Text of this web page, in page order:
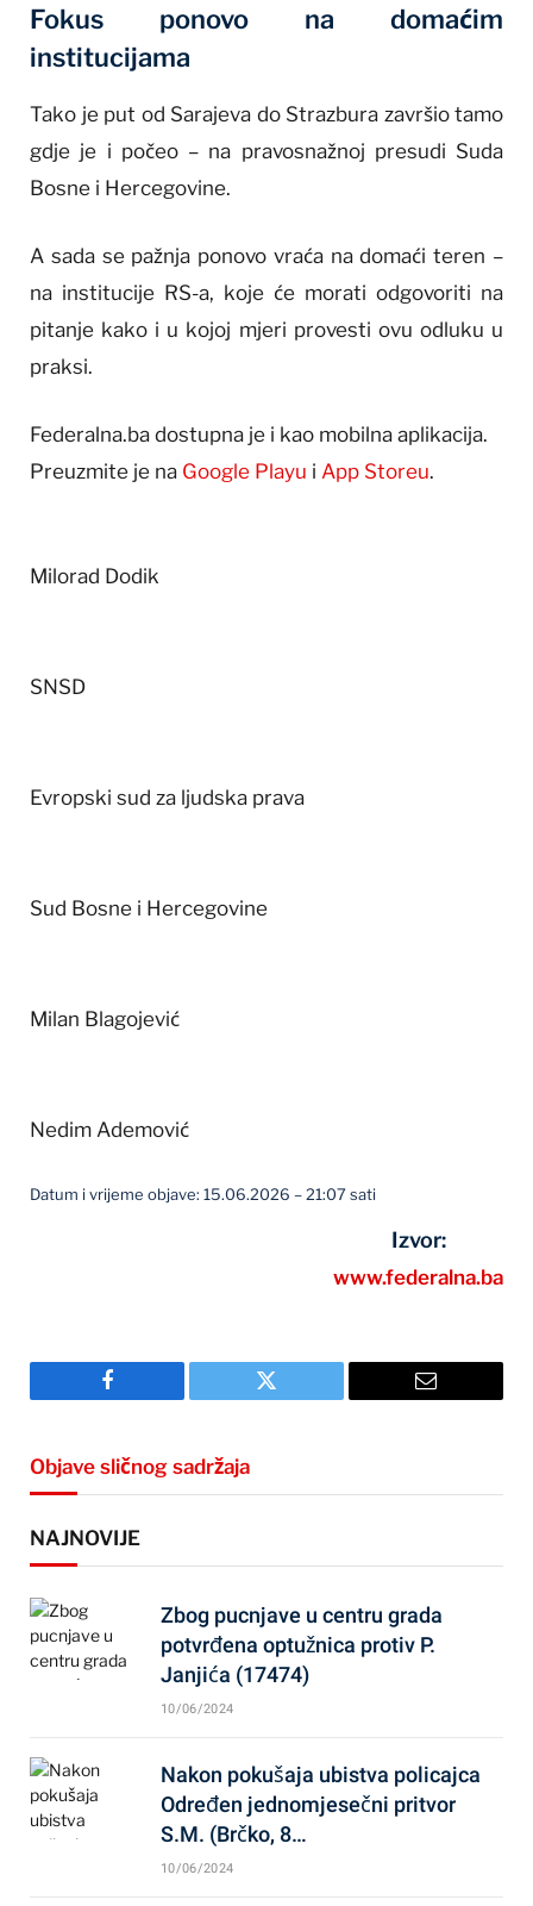
Fokus ponovo na domaćim
institucijama
Tako je put od Sarajeva do Strazbura završio tamo
gdje je i počeo – na pravosnažnoj presudi Suda
Bosne i Hercegovine.
A sada se pažnja ponovo vraća na domaći teren –
na institucije RS-a, koje će morati odgovoriti na
pitanje kako i u kojoj mjeri provesti ovu odluku u
praksi.
Federalna.ba dostupna je i kao mobilna aplikacija.
Preuzmite je na Google Playu i App Storeu.
Milorad Dodik
SNSD
Evropski sud za ljudska prava
Sud Bosne i Hercegovine
Milan Blagojević
Nedim Ademović
Datum i vrijeme objave: 15.06.2026 – 21:07 sati
Izvor:
www.federalna.ba
Facebook Twitter Email
Objave sličnog sadržaja
NAJNOVIJE
Zbog pucnjave u centru grada
potvrđena optužnica protiv P.
Janjića (17474)
10/06/2024
Nakon pokušaja ubistva policajca
Određen jednomjesečni pritvor
S.M. (Brčko, 8…
10/06/2024